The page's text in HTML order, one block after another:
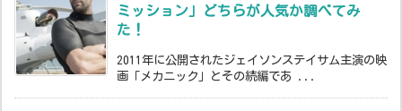
ミッション」どちらが人気か調べてみ
た！
2011年に公開されたジェイソンステイサム主演の映
画「メカニック」とその続編であ ...